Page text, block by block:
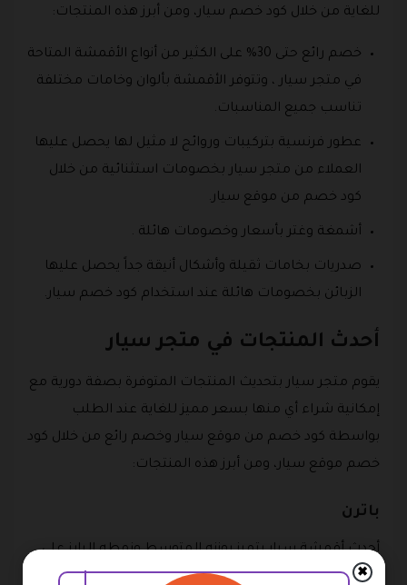
للغاية من خلال كود خصم سيار، ومن أبرز هذه المنتجات:
خصم رائع حتى 30% على الكثير من أنواع الأقمشة المتاحة
في متجر سيار ، وتتوفر الأقمشة بألوان وخامات مختلفة
تناسب جميع المناسبات.
عطور فرنسية بتركيبات وروائح لا مثيل لها يحصل عليها
العملاء من متجر سيار بخصومات استثنائية من خلال
كود خصم من موقع سيار.
أشمغة وغتر بأسعار وخصومات هائلة .
صدريات بخامات ثقيلة وأشكال أنيقة جداً يحصل عليها
الزبائن بخصومات هائلة عند استخدام كود خصم سيار.
أحدث المنتجات في متجر سيار
يقوم متجر سيار بتحديث المنتجات المتوفرة بصفة دورية مع
إمكانية شراء أي منها بسعر مميز للغاية عند الطلب
بواسطة كود خصم من موقع سيار وخصم رائع من خلال كود
خصم موقع سيار، ومن أبرز هذه المنتجات:
باترن
أحدث أقمشة سيار يتميز بوزنه المتوسط ونمطه البارز على
هيئة خطوط طويلة مائلة ويتوفر على المتجر بسعر خيالي
✖